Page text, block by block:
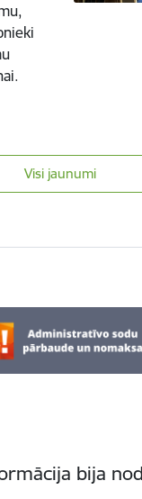
Visi jaunumi
bija